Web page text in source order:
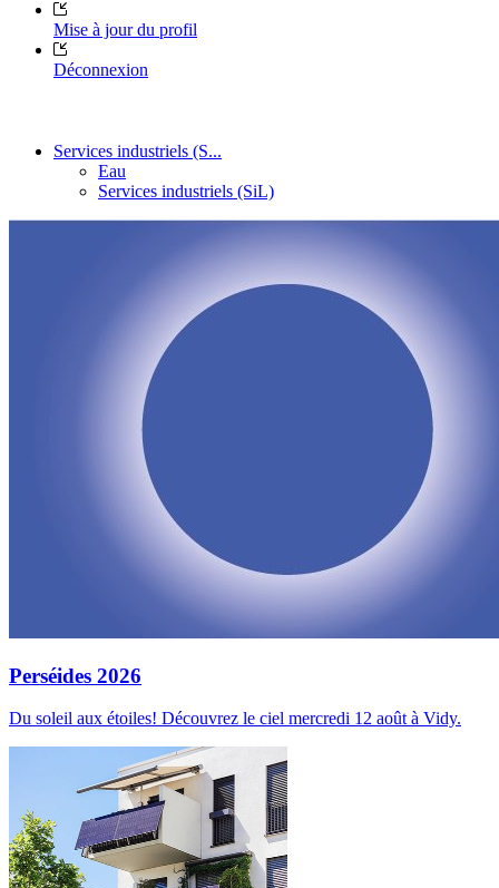
Mise à jour du profil
Déconnexion
Services industriels (S...
Eau
Services industriels (SiL)
Perséides 2026
Du soleil aux étoiles! Découvrez le ciel mercredi 12 août à Vidy.